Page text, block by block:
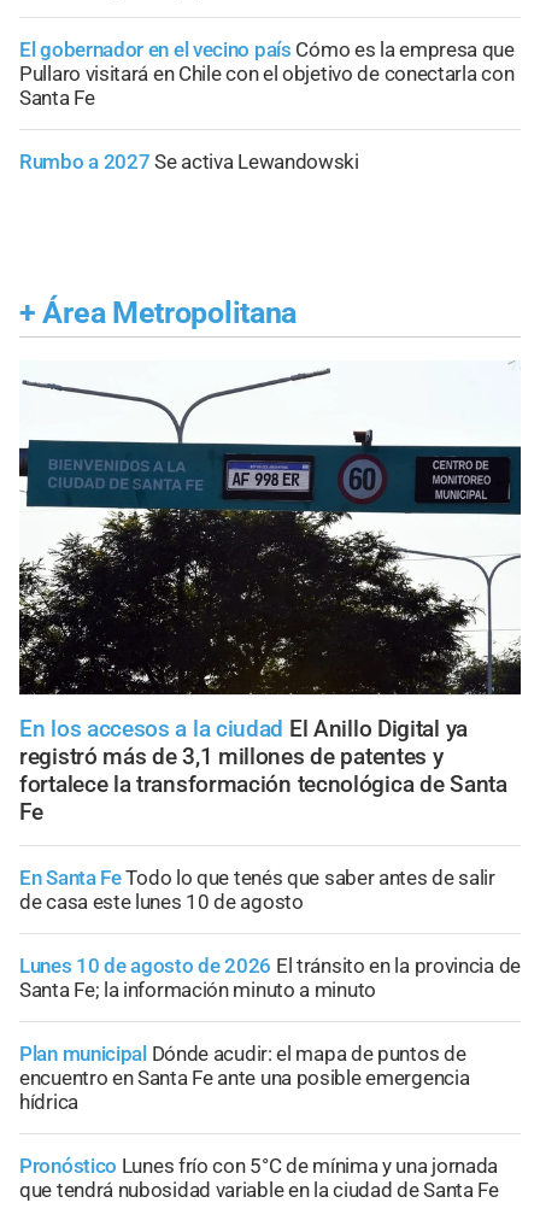
El gobernador en el vecino país Cómo es la empresa que
Pullaro visitará en Chile con el objetivo de conectarla con
Santa Fe
Rumbo a 2027 Se activa Lewandowski
+ Área Metropolitana
En los accesos a la ciudad El Anillo Digital ya
registró más de 3,1 millones de patentes y
fortalece la transformación tecnológica de Santa
Fe
En Santa FeTodo lo que tenés que saber antes de salir
de casa este lunes 10 de agosto
Lunes 10 de agosto de 2026 El tránsito en la provincia de
Santa Fe; la información minuto a minuto
Plan municipal Dónde acudir: el mapa de puntos de
encuentro en Santa Fe ante una posible emergencia
hídrica
Pronóstico Lunes frío con 5°C de mínima y una jornada
que tendrá nubosidad variable en la ciudad de Santa Fe